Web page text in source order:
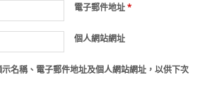
電子郵件地址*
個人網站網址
名稱、電子郵件地址及個人網站網址，以供下次